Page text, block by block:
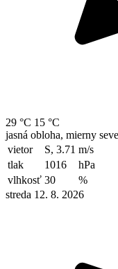
29 °C 15 °C
jasná obloha, mierny
vietor
S, 3.71 m/s
tlak
1016
hPa
vlhkosť 30
%
streda 12. 8. 2026